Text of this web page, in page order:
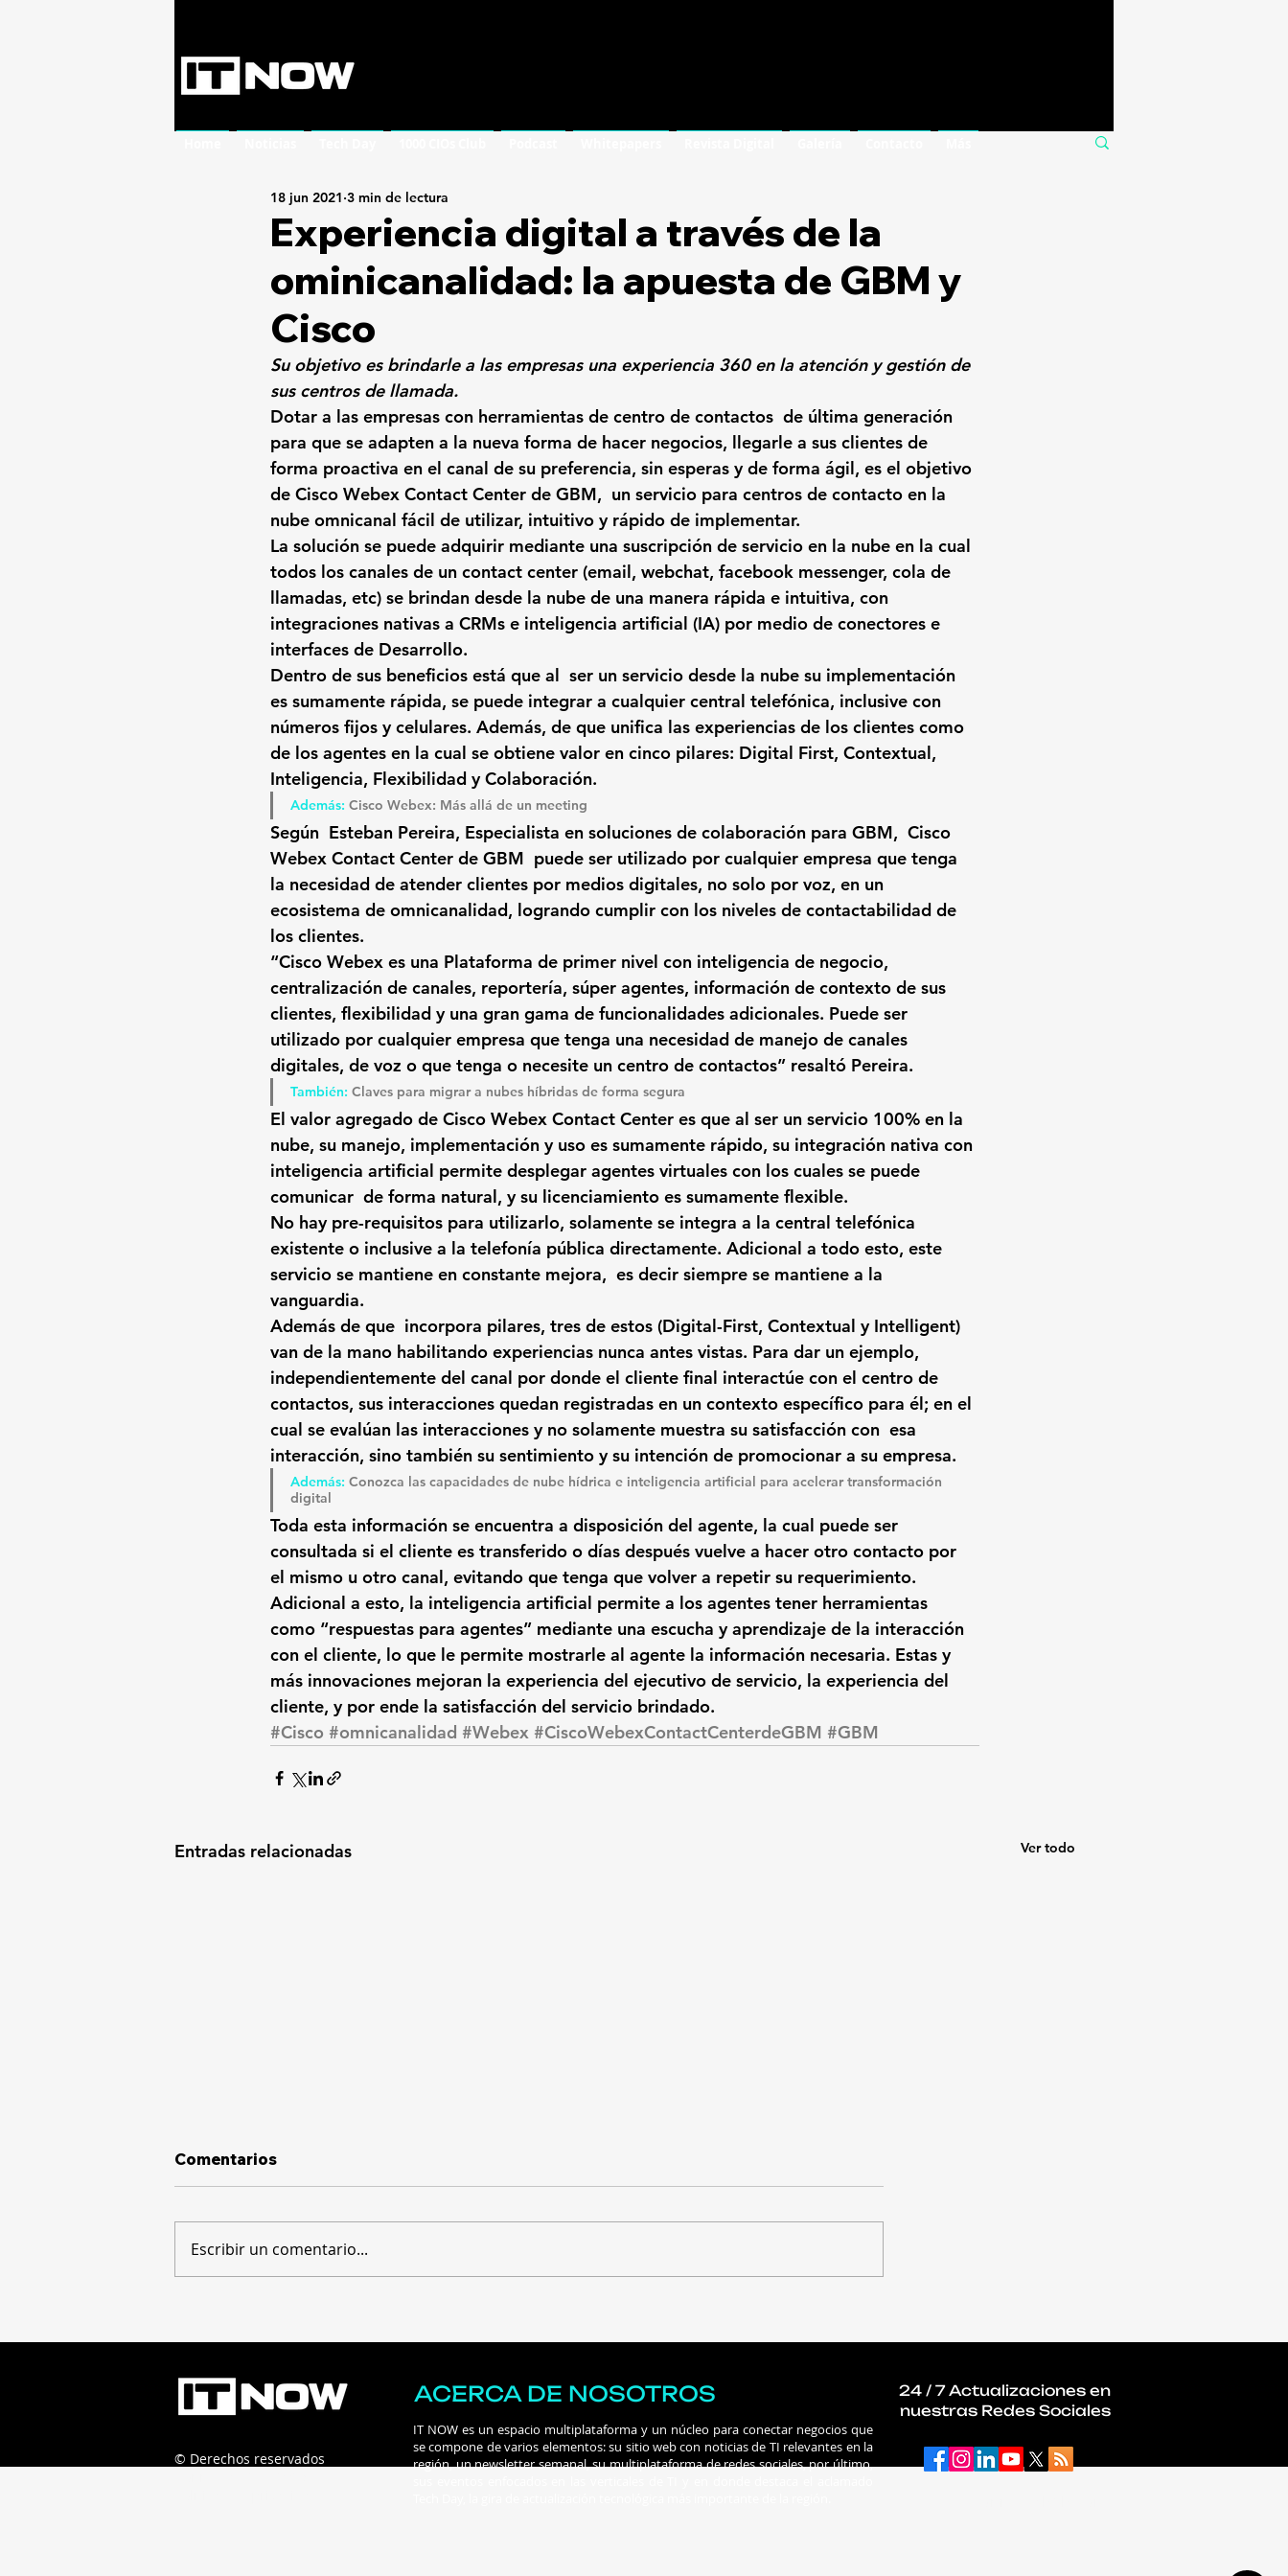
Experiencia digital a través de la
ominicanalidad: la apuesta de GBM y
Cisco
18 jun 2021 3 min de lectura
Su objetivo es brindarle a las empresas una experiencia 360 en la atención y gestión de
sus centros de llamada.
Dotar a las empresas con herramientas de centro de contactos  de última generación
para que se adapten a la nueva forma de hacer negocios, llegarle a sus clientes de
forma proactiva en el canal de su preferencia, sin esperas y de forma ágil, es el objetivo
de Cisco Webex Contact Center de GBM, un servicio para centros de contacto en la
nube omnicanal fácil de utilizar, intuitivo y rápido de implementar.
La solución se puede adquirir mediante una suscripción de servicio en la nube en la cual
todos los canales de un contact center (email, webchat, facebook messenger, cola de
llamadas, etc) se brindan desde la nube de una manera rápida e intuitiva, con
integraciones nativas a CRMs e inteligencia artificial (IA) por medio de conectores e
interfaces de Desarrollo.
Dentro de sus beneficios está que al  ser un servicio desde la nube su implementación
es sumamente rápida, se puede integrar a cualquier central telefónica, inclusive con
números fijos y celulares. Además, de que unifica las experiencias de los clientes como
de los agentes en la cual se obtiene valor en cinco pilares: Digital First, Contextual,
Inteligencia, Flexibilidad y Colaboración.
Además: Cisco Webex: Más allá de un meeting
Según  Esteban Pereira, Especialista en soluciones de colaboración para GBM, Cisco
Webex Contact Center de GBM puede ser utilizado por cualquier empresa que tenga
la necesidad de atender clientes por medios digitales, no solo por voz, en un
ecosistema de omnicanalidad, logrando cumplir con los niveles de contactabilidad de
los clientes.
“Cisco Webex es una Plataforma de primer nivel con inteligencia de negocio,
centralización de canales, reportería, súper agentes, información de contexto de sus
clientes, flexibilidad y una gran gama de funcionalidades adicionales. Puede ser
utilizado por cualquier empresa que tenga una necesidad de manejo de canales
digitales, de voz o que tenga o necesite un centro de contactos” resaltó Pereira.
También: Claves para migrar a nubes híbridas de forma segura
El valor agregado de Cisco Webex Contact Center es que al ser un servicio 100% en la
nube, su manejo, implementación y uso es sumamente rápido, su integración nativa con
inteligencia artificial permite desplegar agentes virtuales con los cuales se puede
comunicar  de forma natural, y su licenciamiento es sumamente flexible.
No hay pre-requisitos para utilizarlo, solamente se integra a la central telefónica
existente o inclusive a la telefonía pública directamente. Adicional a todo esto, este
servicio se mantiene en constante mejora,  es decir siempre se mantiene a la
vanguardia.
Además de que  incorpora pilares, tres de estos (Digital-First, Contextual y Intelligent)
van de la mano habilitando experiencias nunca antes vistas. Para dar un ejemplo,
independientemente del canal por donde el cliente final interactúe con el centro de
contactos, sus interacciones quedan registradas en un contexto específico para él; en el
cual se evalúan las interacciones y no solamente muestra su satisfacción con  esa
interacción, sino también su sentimiento y su intención de promocionar a su empresa.
Además: Conozca las capacidades de nube hídrica e inteligencia artificial para acelerar transformación
digital
Toda esta información se encuentra a disposición del agente, la cual puede ser
consultada si el cliente es transferido o días después vuelve a hacer otro contacto por
el mismo u otro canal, evitando que tenga que volver a repetir su requerimiento.
Adicional a esto, la inteligencia artificial permite a los agentes tener herramientas
como “respuestas para agentes” mediante una escucha y aprendizaje de la interacción
con el cliente, lo que le permite mostrarle al agente la información necesaria. Estas y
más innovaciones mejoran la experiencia del ejecutivo de servicio, la experiencia del
cliente, y por ende la satisfacción del servicio brindado.
#Cisco #omnicanalidad #Webex #CiscoWebexContactCenterdeGBM #GBM
Entradas relacionadas Ver todo
del 5B Digital Summit
en las universidades
Comentarios
Escribir un comentario...
© Derechos reservados
ACERCA DE NOSOTROS
IT NOW es un espacio multiplataforma y un núcleo para conectar negocios que
se compone de varios elementos: su sitio web con noticias de TI relevantes en la
región, un newsletter semanal, su multiplataforma de redes sociales, por último,
24 / 7 Actualizaciones en
nuestras Redes Sociales